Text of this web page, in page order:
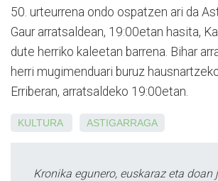
50. urteurrena ondo ospatzen ari da
Gaur arratsaldean, 19:00etan hasita,
dute herriko kaleetan barrena. Bihar
herri mugimenduari buruz
Erriberan, arratsaldeko 19:00etan.
KULTURA ASTIGARRAGA
Kronika egunero, euskaraz eta doan